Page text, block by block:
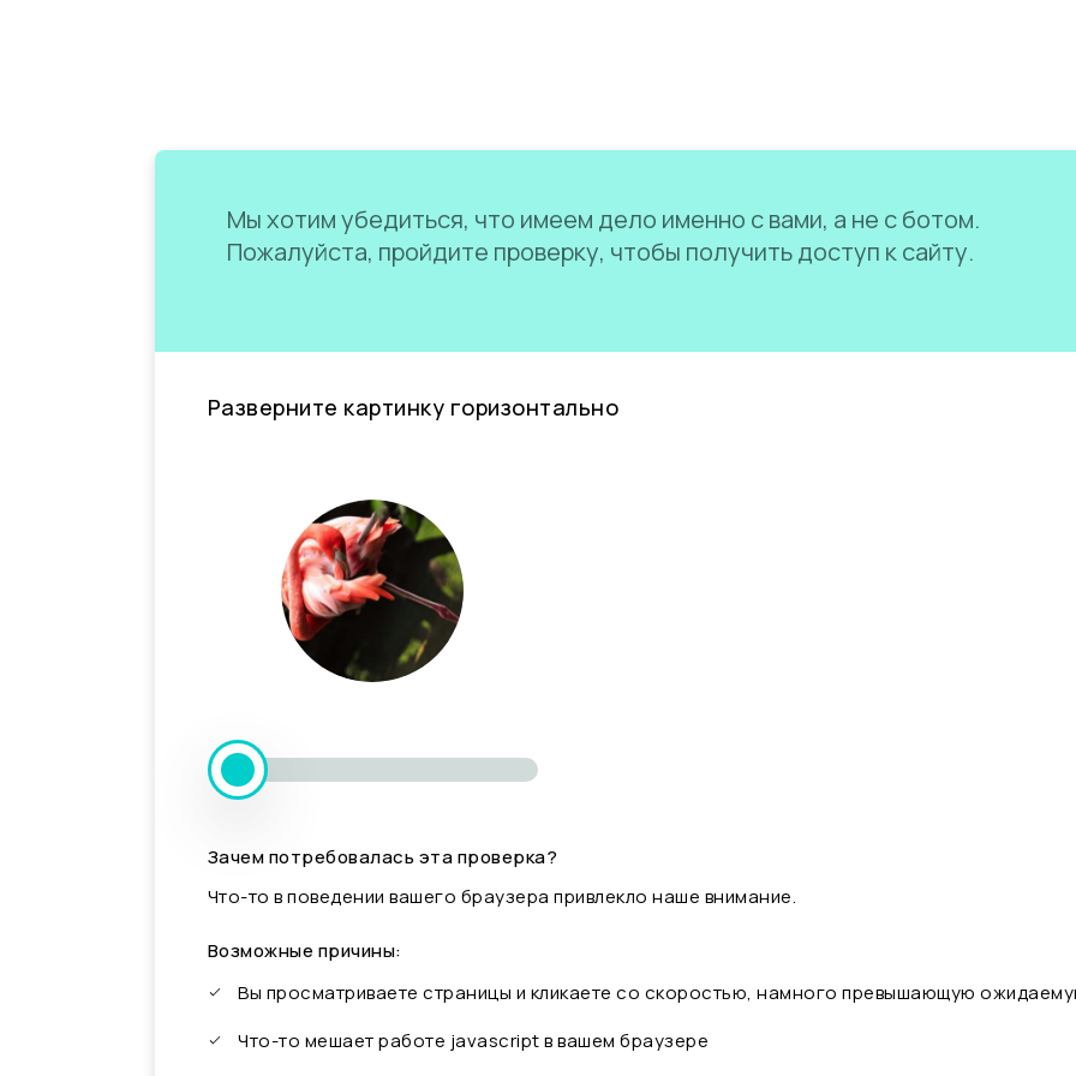
Мы хотим убедиться, что имеем дело именно с вами, а не с ботом.
Пожалуйста, пройдите проверку, чтобы получить доступ к сайту.
Разверните картинку горизонтально
Зачем потребовалась эта проверка?
Что-то в поведении вашего браузера привлекло наше внимание.
Возможные причины:
Вы просматриваете страницы и кликаете со скоростью, намного превышающую
Что-то мешает работе javascript в вашем браузере